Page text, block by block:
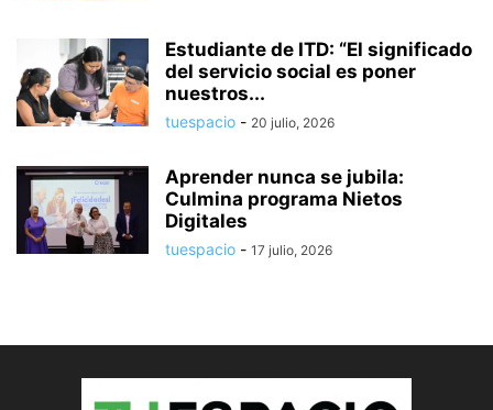
Estudiante de ITD: “El significado
del servicio social es poner
nuestros...
tuespacio - 20 julio, 2026
Aprender nunca se jubila:
Culmina programa Nietos
Digitales
tuespacio - 17 julio, 2026